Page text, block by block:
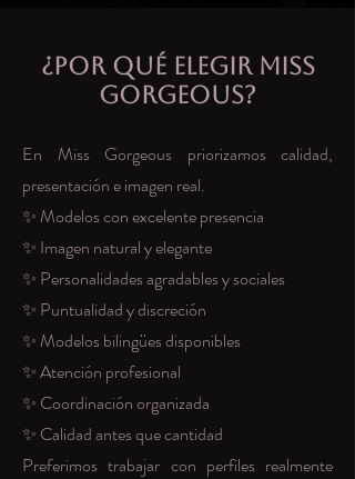
¿Por qué elegir Miss
Gorgeous?
En Miss Gorgeous priorizamos calidad,
presentación e imagen real.
✨ Modelos con excelente presencia
✨ Imagen natural y elegante
✨ Personalidades agradables y sociales
✨ Puntualidad y discreción
✨ Modelos bilingües disponibles
✨ Atención profesional
✨ Coordinación organizada
✨ Calidad antes que cantidad
Preferimos trabajar con perfiles realmente